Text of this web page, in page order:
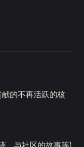
的不再活跃的核
、与社区的故事等)